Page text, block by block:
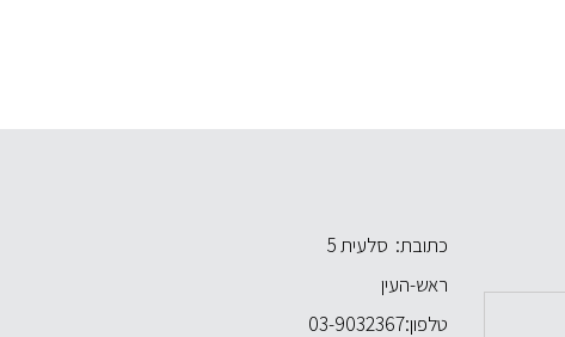
כתובת: סלעית 5
ראש-העין
טלפון:03-9032367